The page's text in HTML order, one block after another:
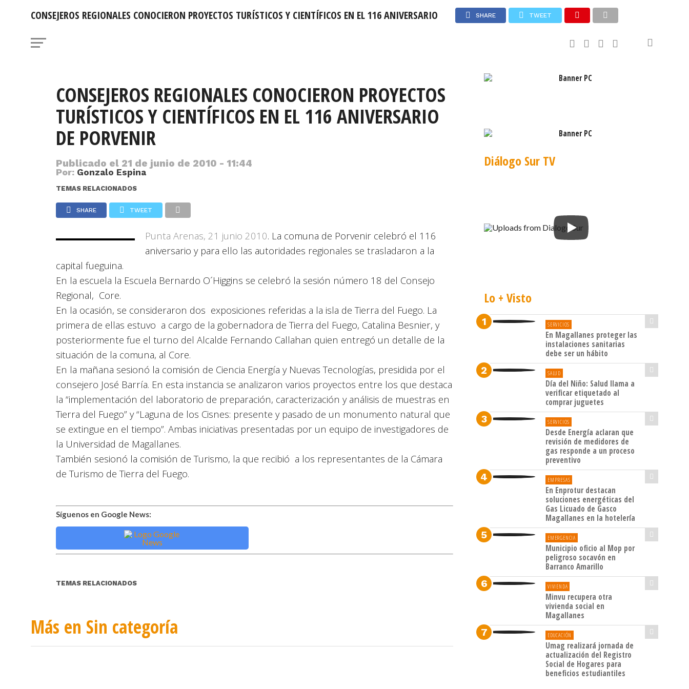
Viernes 7 de Agosto de 2026 USD: $913,86 UF: $40.844,79 EURO: $1.053,08
CONSEJEROS REGIONALES CONOCIERON PROYECTOS TURÍSTICOS Y CIENTÍFICOS EN EL 116 ANIVERSARIO DE PORVENIR
SHARE TWEET
CONSEJEROS REGIONALES CONOCIERON PROYECTOS
TURÍSTICOS Y CIENTÍFICOS EN EL 116 ANIVERSARIO
DE PORVENIR
Publicado el 21 de junio de 2010 - 11:44
Por: Gonzalo Espina
TEMAS RELACIONADOS
SHARE TWEET
Punta Arenas, 21 junio 2010. La comuna de Porvenir celebró el 116
aniversario y para ello las autoridades regionales se trasladaron a la
capital fueguina.
En la escuela la Escuela Bernardo O´Higgins se celebró la sesión número 18 del Consejo
Regional, Core.
En la ocasión, se consideraron dos exposiciones referidas a la isla de Tierra del Fuego. La
primera de ellas estuvo a cargo de la gobernadora de Tierra del Fuego, Catalina Besnier, y
posteriormente fue el turno del Alcalde Fernando Callahan quien entregó un detalle de la
situación de la comuna, al Core.
En la mañana sesionó la comisión de Ciencia Energía y Nuevas Tecnologías, presidida por el
consejero José Barría. En esta instancia se analizaron varios proyectos entre los que destaca
la “implementación del laboratorio de preparación, caracterización y análisis de muestras en
Tierra del Fuego” y “Laguna de los Cisnes: presente y pasado de un monumento natural que
se extingue en el tiempo”. Ambas iniciativas presentadas por un equipo de investigadores de
la Universidad de Magallanes.
También sesionó la comisión de Turismo, la que recibió a los representantes de la Cámara
de Turismo de Tierra del Fuego.
Síguenos en Google News:
TEMAS RELACIONADOS
Más en Sin categoría
Diálogo Sur TV
Lo + Visto
SERVICIOS
En Magallanes proteger las
instalaciones sanitarias
debe ser un hábito
SALUD
Día del Niño: Salud llama a
verificar etiquetado al
comprar juguetes
SERVICIOS
Desde Energía aclaran que
revisión de medidores de
gas responde a un proceso
preventivo
EMPRESAS
En Enprotur destacan
soluciones energéticas del
Gas Licuado de Gasco
Magallanes en la hotelería
EMERGENCIA
Municipio oficio al Mop por
peligroso socavón en
Barranco Amarillo
VIVIENDA
Minvu recupera otra
vivienda social en
Magallanes
EDUCACIÓN
Umag realizará jornada de
actualización del Registro
Social de Hogares para
beneficios estudiantiles